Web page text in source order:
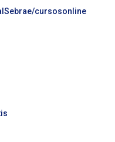
cursosonline